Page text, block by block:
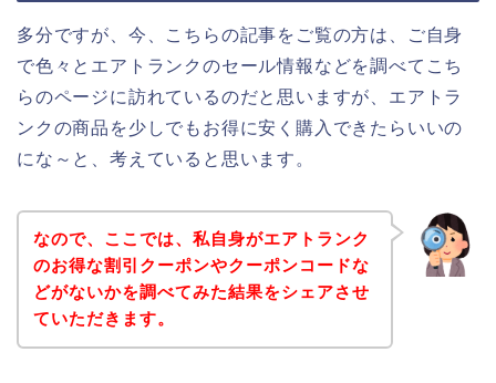
多分ですが、今、こちらの記事をご覧の方は、ご自身
で色々とエアトランクのセール情報などを調べてこち
らのページに訪れているのだと思いますが、エアトラ
ンクの商品を少しでもお得に安く購入できたらいいの
にな～と、考えていると思います。
なので、ここでは、私自身がエアトランク
のお得な割引クーポンやクーポンコードな
どがないかを調べてみた結果をシェアさせ
ていただきます。